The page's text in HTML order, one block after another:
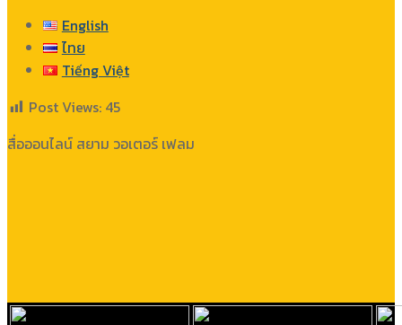
English
ไทย
Tiếng Việt
Post Views: 45
สื่อออนไลน์ สยาม วอเตอร์ เฟลม